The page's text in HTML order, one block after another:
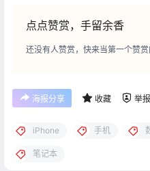
点点赞赏，手留余香
还没有人赞赏，快来当第一个赞赏
海报分享 收藏 举报
iPhone 手机
笔记本